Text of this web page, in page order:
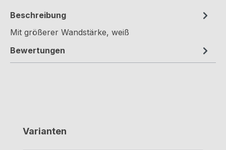
Beschreibung
Mit größerer Wandstärke, weiß
Bewertungen
Produktgalerie überspringen
Varianten